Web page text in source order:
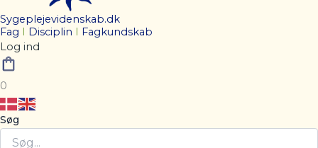
Sygeplejevidenskab.dk
Fag
Disciplin
Fagkundskab
Log ind
0
Søg